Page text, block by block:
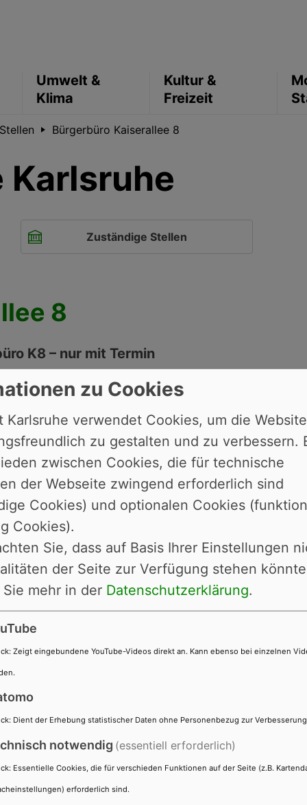
Umwelt &
Klima
Kultur &
Freizeit
Bürgerbüro Kaiserallee 8
Karlsruhe
Zuständige Stellen
8
K8 – nur mit Termin
Kaiserallee 8 ist nur nach vorheriger
terminvereinbarung
oder
K8 – ohne Termin
vorherige Terminvereinbarung im
Sie die abweichenden Einlasszeiten bei
und den Öffnungszeiten
8)
07. Mai 2026
bei Babys und Kleinkindern
Kindern unter 6 Jahren einen zertifizierten
Sie zur Terminvorsprache den erstellten QR-
umgezogen?
ist jetzt online und gebührenfrei möglich!
Meldebehörde Ihre neue Wohnanschrift
Sie erhalten im Anschluss eine
Reisepasses oder Ihrer eID-Karte erfolgt
zu Cookies
Karlsruhe verwendet Cookies, um die Website
zu gestalten und zu verbessern.
zwischen Cookies, die für technische
der Webseite zwingend erforderlich sind
Cookies) und optionalen Cookies
Cookies).
Sie, dass auf Basis Ihrer Einstellungen
der Seite zur Verfügung stehen
mehr in der Datenschutzerklärung.
: Zeigt eingebundene YouTube-Videos direkt an. Kann ebenso bei einzelnen
: Dient der Erhebung statistischer Daten ohne Personenbezug zur
notwendig (essentiell erforderlich)
: Essentielle Cookies, die für verschieden Funktionen auf der Seite (z.B.
erforderlich sind.